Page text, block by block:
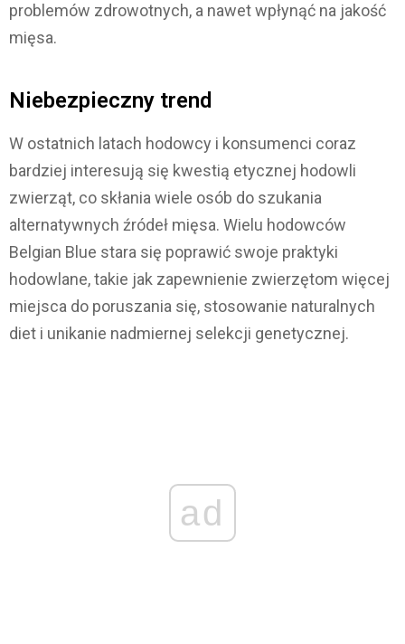
problemów zdrowotnych, a nawet wpłynąć na jakość
mięsa.
Niebezpieczny trend
W ostatnich latach hodowcy i konsumenci coraz
bardziej interesują się kwestią etycznej hodowli
zwierząt, co skłania wiele osób do szukania
alternatywnych źródeł mięsa. Wielu hodowców
Belgian Blue stara się poprawić swoje praktyki
hodowlane, takie jak zapewnienie zwierzętom więcej
miejsca do poruszania się, stosowanie naturalnych
diet i unikanie nadmiernej selekcji genetycznej.
ad